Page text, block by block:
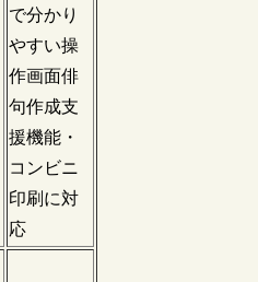
で分かり
やすい操
作画面俳
句作成支
援機能・
コンビニ
印刷に対
応